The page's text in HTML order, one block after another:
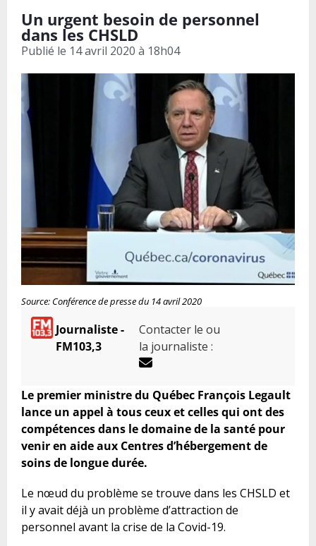
Un urgent besoin de personnel
dans les CHSLD
Publié le 14 avril 2020 à 18h04
Source: Conférence de presse du 14 avril 2020
Journaliste -
FM103,3
Contacter le ou
la journaliste :
Le premier ministre du Québec François Legault
lance un appel à tous ceux et celles qui ont des
compétences dans le domaine de la santé pour
venir en aide aux Centres d’hébergement de
soins de longue durée.
Le nœud du problème se trouve dans les CHSLD et
il y avait déjà un problème d’attraction de
personnel avant la crise de la Covid-19.